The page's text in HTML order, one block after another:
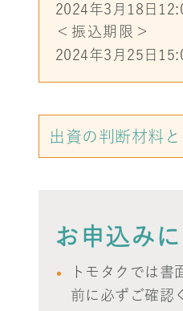
2024年3月18日
＜振込期限＞
2024年3月25日
出資の判断材料
お申込み
トモタクでは
前に必ずご確認